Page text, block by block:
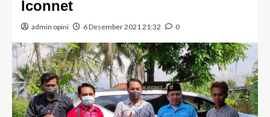
Iconnet
admin opini 6 Desember 2021 21:32 0